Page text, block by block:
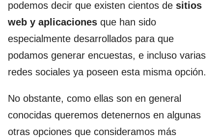
podemos decir que existen cientos de sitios
web y aplicaciones que han sido
especialmente desarrollados para que
podamos generar encuestas, e incluso varias
redes sociales ya poseen esta misma opción.
No obstante, como ellas son en general
conocidas queremos detenernos en algunas
otras opciones que consideramos más